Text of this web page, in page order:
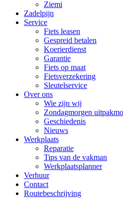
Ziemi
Zadelpijn
Service
Fiets leasen
Gespreid betalen
Koerierdienst
Garantie
Fiets op maat
Fietsverzekering
Sleutelservice
Over ons
Wie zijn wij
Zondagmorgen
Geschiedenis
Nieuws
Werkplaats
Reparatie
Tips van de vakman
Werkplaatsplanner
Verhuur
Contact
Routebeschrijving